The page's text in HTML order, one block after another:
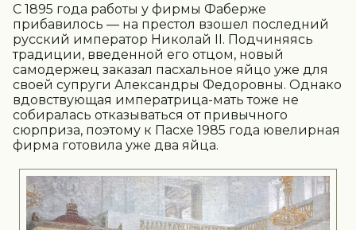
С 1895 года работы у фирмы Фаберже
прибавилось — на престол взошел последний
русский император Николай II. Подчиняясь
традиции, введенной его отцом, новый
самодержец заказал пасхальное яйцо уже для
своей супруги Александры Федоровны. Однако
вдовствующая императрица-мать тоже не
собиралась отказываться от привычного
сюрприза, поэтому к Пасхе 1985 года ювелирная
фирма готовила уже два яйца.